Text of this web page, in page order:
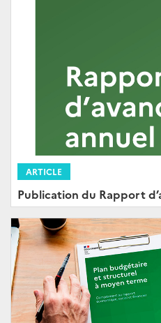
ARTICLE
Publication du Rapport